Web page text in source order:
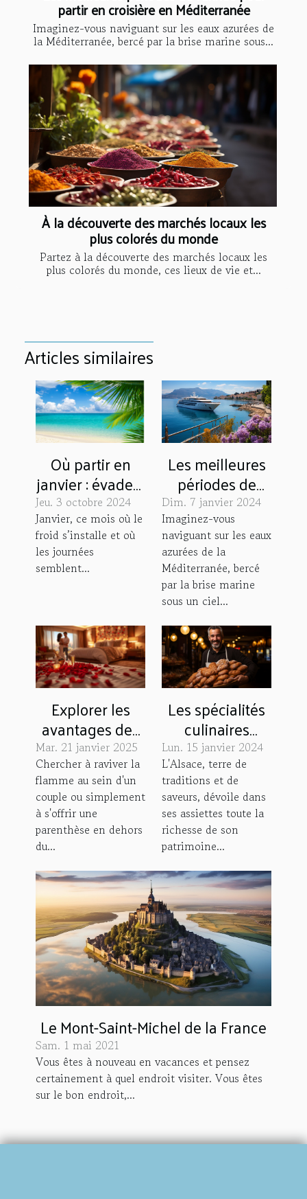
partir en croisière en Méditerranée
Imaginez-vous naviguant sur les eaux azurées de
la Méditerranée, bercé par la brise marine sous...
À la découverte des marchés locaux les
plus colorés du monde
Partez à la découverte des marchés locaux les
plus colorés du monde, ces lieux de vie et...
Articles similaires
Où partir en
janvier : évadez-
vous au soleil
en plein hiver
Jeu. 3 octobre 2024
Janvier, ce mois où le
froid s’installe et où
les journées
semblent...
Les meilleures
périodes de
l'année pour
partir en
croisière en
Méditerranée
Dim. 7 janvier 2024
Imaginez-vous
naviguant sur les eaux
azurées de la
Méditerranée, bercé
par la brise marine
sous un ciel...
Explorer les
avantages des
séjours en Love
Room pour
renforcer la
relation
Mar. 21 janvier 2025
Chercher à raviver la
flamme au sein d'un
couple ou simplement
à s'offrir une
parenthèse en dehors
du...
Les spécialités
culinaires
alsaciennes à
goûter
absolument à
Strasbourg
Lun. 15 janvier 2024
L'Alsace, terre de
traditions et de
saveurs, dévoile dans
ses assiettes toute la
richesse de son
patrimoine...
Le Mont-Saint-Michel de la France
Sam. 1 mai 2021
Vous êtes à nouveau en vacances et pensez
certainement à quel endroit visiter. Vous êtes
sur le bon endroit,...